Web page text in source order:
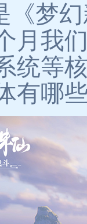
《梦
月我
统等
有哪